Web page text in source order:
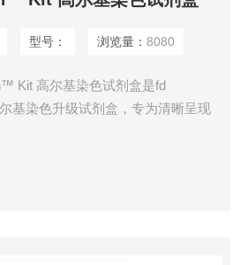
型号： 浏览量： 8080
Kit 高尔基染色试剂盒是fd
基染色升级试剂盒，专为清晰呈现
该试剂盒通过双重浸镀工艺（重铬
神经组织内形成高对比度金属沉积。